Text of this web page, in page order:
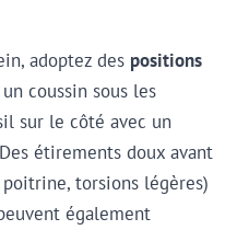
adoptez des positions
coussin sous les
sur le côté avec un
étirements doux avant
torsions légères)
également